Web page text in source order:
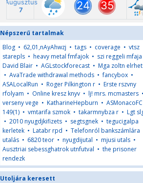
Népszerű tartalmak
Blog • 62,01,nAyAhwzj • tags • coverage • vtsz
starepls • heavy metal fmfajok • szi reggeli mfaja
David Blair • AGLstockforecast • Mga zoltn
• AvaTrade withdrawal methods •fancybox •
ASALocalRun • Roger Pilkington r • Erste rszvny
rfolyam • Online kresz knyv • lj! mrs. mcmasters •
verseny vege • KatharineHepburn • ASMonacoFC
149(1) • vmtarifa szmok • takarmnybza r • Lgt
• 2010 nyugdjkifizets • segtsgnek • tegucigalpa
kerletek • Latabr rpd • Telefonról bankszámlára
utalás • 6820 teor • nyugdijutal • mjusi utals •
Ausztriai sebessghatrok utnfutval • the prisoner
rendezk
Utoljára keresett